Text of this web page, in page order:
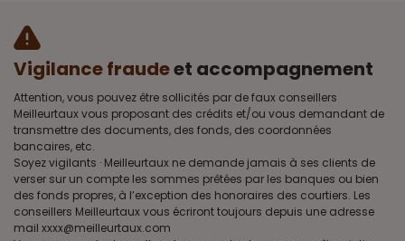
Vigilance fraudeet accompagnement
Attention, vous pouvez être sollicités par de faux conseillers
Meilleurtaux vous proposant des crédits et/ou vous demandant de
transmettre des documents, des fonds, des coordonnées
bancaires, etc.
Soyez vigilants · Meilleurtaux ne demande jamais à ses clients de
verser sur un compte les sommes prêtées par les banques ou bien
des fonds propres, à l’exception des honoraires des courtiers. Les
conseillers Meilleurtaux vous écriront toujours depuis une adresse
mail xxxx@meilleurtaux.com